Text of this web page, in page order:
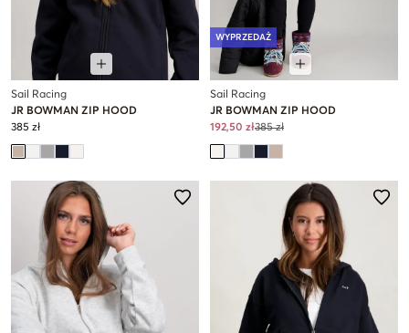
Sail Racing
JR BOWMAN ZIP HOOD
385 zł
WYPRZEDAŻ
Sail Racing
JR BOWMAN ZIP HOOD
192,50 zł385 zł